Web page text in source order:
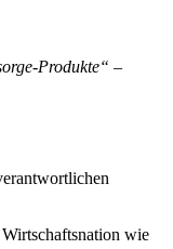
Produkte“ –
wie